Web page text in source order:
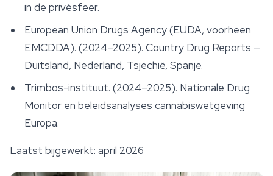
in de privésfeer.
European Union Drugs Agency (EUDA, voorheen
EMCDDA). (2024–2025). Country Drug Reports —
Duitsland, Nederland, Tsjechië, Spanje.
Trimbos-instituut. (2024–2025). Nationale Drug
Monitor en beleidsanalyses cannabiswetgeving
Europa.
Laatst bijgewerkt: april 2026